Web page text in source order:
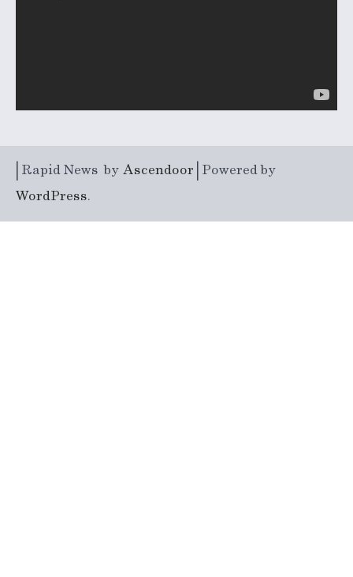
| Rapid News byAscendoor | Powered by
WordPress.